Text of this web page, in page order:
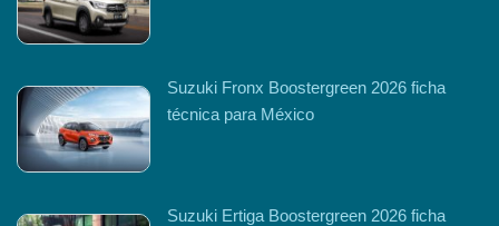
Suzuki Fronx Boostergreen 2026 ficha
técnica para México
Suzuki Ertiga Boostergreen 2026 ficha